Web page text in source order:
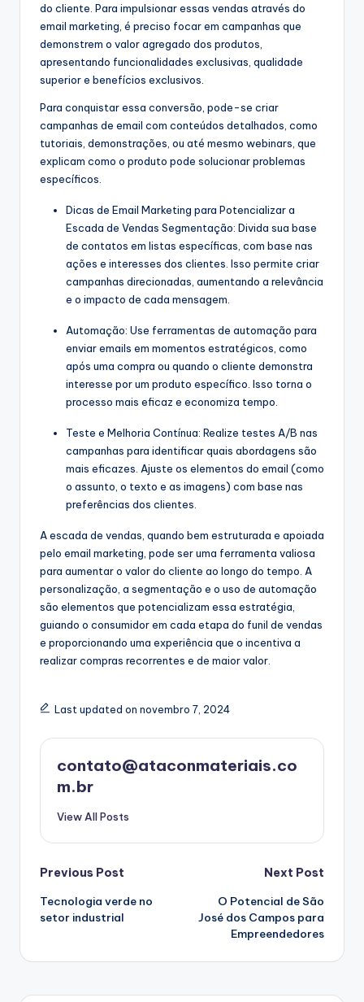
do cliente. Para impulsionar essas vendas através do
email marketing, é preciso focar em campanhas que
demonstrem o valor agregado dos produtos,
apresentando funcionalidades exclusivas, qualidade
superior e benefícios exclusivos.
Para conquistar essa conversão, pode-se criar
campanhas de email com conteúdos detalhados, como
tutoriais, demonstrações, ou até mesmo webinars, que
explicam como o produto pode solucionar problemas
específicos.
Dicas de Email Marketing para Potencializar a
Escada de Vendas Segmentação: Divida sua base
de contatos em listas específicas, com base nas
ações e interesses dos clientes. Isso permite criar
campanhas direcionadas, aumentando a relevância
e o impacto de cada mensagem.
Automação: Use ferramentas de automação para
enviar emails em momentos estratégicos, como
após uma compra ou quando o cliente demonstra
interesse por um produto específico. Isso torna o
processo mais eficaz e economiza tempo.
Teste e Melhoria Contínua: Realize testes A/B nas
campanhas para identificar quais abordagens são
mais eficazes. Ajuste os elementos do email (como
o assunto, o texto e as imagens) com base nas
preferências dos clientes.
A escada de vendas, quando bem estruturada e apoiada
pelo email marketing, pode ser uma ferramenta valiosa
para aumentar o valor do cliente ao longo do tempo. A
personalização, a segmentação e o uso de automação
são elementos que potencializam essa estratégia,
guiando o consumidor em cada etapa do funil de vendas
e proporcionando uma experiência que o incentiva a
realizar compras recorrentes e de maior valor.
Last updated on novembro 7, 2024
contato@ataconmateriais.co
m.br
View All Posts
Post
navigation
Previous Post
Tecnologia verde no
setor industrial
Next Post
O Potencial de São
José dos Campos para
Empreendedores